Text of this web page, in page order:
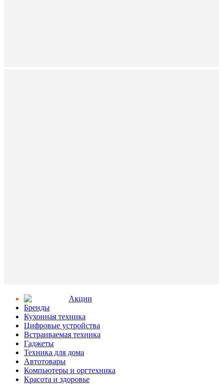
Aкции
Бренды
Кухонная техника
Цифровые устройства
Встраиваемая техника
Гаджеты
Техника для дома
Автотовары
Компьютеры и оргтехника
Красота и здоровье